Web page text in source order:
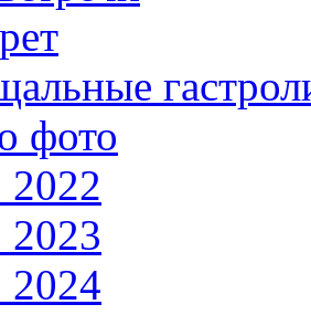
фото
2022
2023
2024